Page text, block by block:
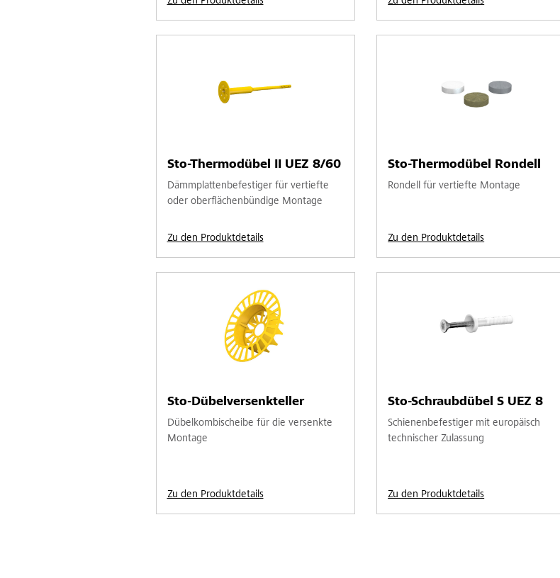
Sto-Thermodübel II UEZ 8/60
Dämmplattenbefestiger für vertiefte
oder oberflächenbündige Montage
Zu den Produktdetails
Sto-Thermodübel Rondell
Rondell für vertiefte Montage
Zu den Produktdetails
Sto-Dübelversenkteller
Dübelkombischeibe für die versenkte
Montage
Zu den Produktdetails
Sto-Schraubdübel S UEZ 8
Schienenbefestiger mit europäisch
technischer Zulassung
Zu den Produktdetails